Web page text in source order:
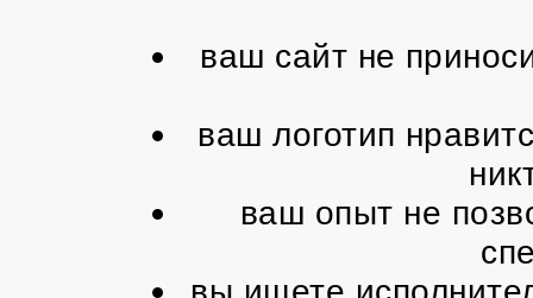
ваш сайт не
ваш логотип
ваш опыт не